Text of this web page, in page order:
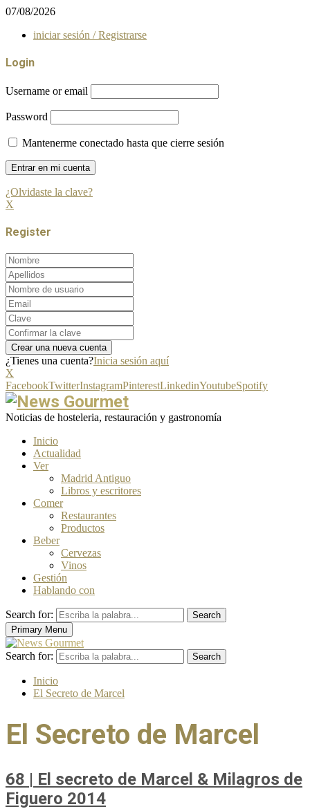
07/08/2026
iniciar sesión / Registrarse
Login
Username or email
Password
Mantenerme conectado hasta que cierre sesión
¿Olvidaste la clave?
X
Register
¿Tienes una cuenta?Inicia sesión aquí
X
FacebookTwitterInstagramPinterestLinkedinYoutubeSpotify
Noticias de hosteleria, restauración y gastronomía
Inicio
Actualidad
Ver
Madrid Antiguo
Libros y escritores
Comer
Restaurantes
Productos
Beber
Cervezas
Vinos
Gestión
Hablando con
Search for:
Search
Primary Menu
Search for: Search
Inicio
El Secreto de Marcel
El Secreto de Marcel
68 | El secreto de Marcel & Milagros de
Figuero 2014